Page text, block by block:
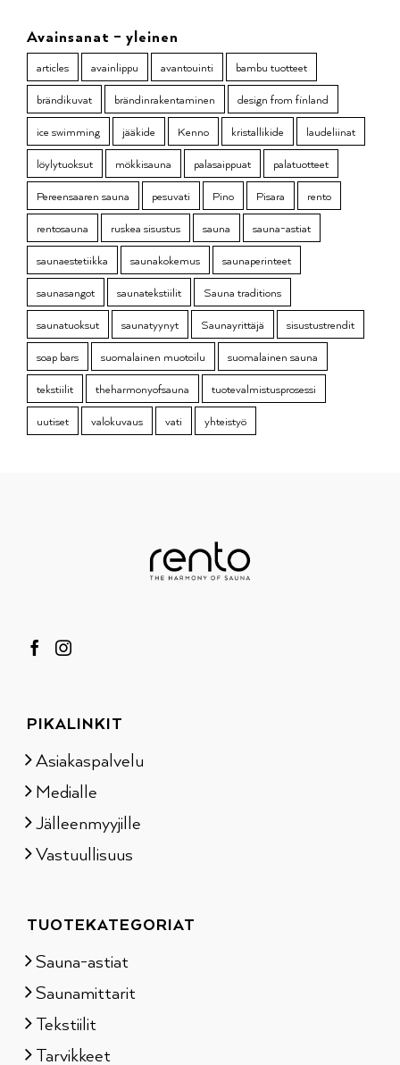
Avainsanat – yleinen
articles avainlippu avantouinti
bambu tuotteet
brändikuvat
brändinrakentaminen
design from finland
ice swimming
jääkide Kenno kristallikide
laudeliinat
löylytuoksut
mökkisauna palasaippuat
palatuotteet
Pereensaaren sauna
pesuvati Pino Pisara
rento
rentosauna
ruskea sisustus sauna
sauna-astiat
saunaestetiikka
saunakokemus
saunaperinteet
saunasangot
saunatekstiilit
Sauna traditions
saunatuoksut
saunatyynyt Saunayrittäjä
sisustustrendit
soap bars
suomalainen muotoilu
suomalainen sauna
tekstiilit
theharmonyofsauna
tuotevalmistusprosessi
uutiset
valokuvaus vati yhteistyö
PIKALINKIT
Asiakaspalvelu
Medialle
Jälleenmyyjille
Vastuullisuus
TUOTEKATEGORIAT
Sauna-astiat
Saunamittarit
Tekstiilit
Tarvikkeet